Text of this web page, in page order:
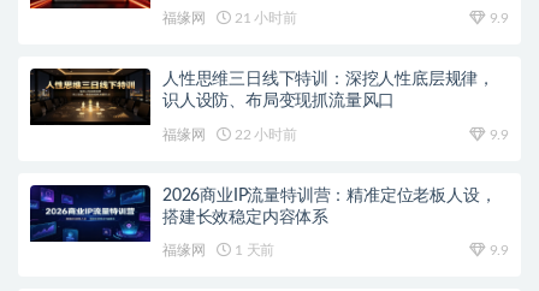
福缘网 21 小时前 9.9
人性思维三日线下特训：深挖人性底层规律，
识人设防、布局变现抓流量风口
福缘网 22 小时前 9.9
2026商业IP流量特训营：精准定位老板人设，
搭建长效稳定内容体系
福缘网 1 天前 9.9